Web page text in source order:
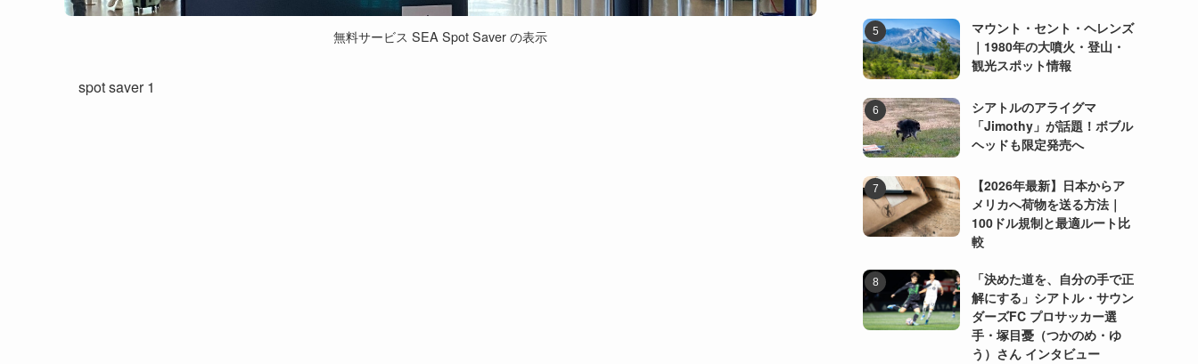
無料サービス SEA Spot Saver の表示
spot saver 1
マウント・セント・ヘレンズ
｜1980年の大噴火・登山・
観光スポット情報
シアトルのアライグマ
「Jimothy」が話題！ボブル
ヘッドも限定発売へ
【2026年最新】日本からア
メリカへ荷物を送る方法｜
100ドル規制と最適ルート比
較
「決めた道を、自分の手で正
解にする」シアトル・サウン
ダーズFC プロサッカー選
手・塚目憂（つかのめ・ゆ
う）さん インタビュー